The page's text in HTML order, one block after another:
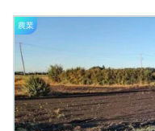
農業